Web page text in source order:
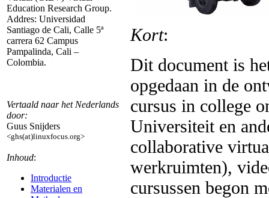
Education Research Group.
Addres: Universidad
Santiago de Cali, Calle 5ª
carrera 62 Campus
Pampalinda, Cali –
Colombia.
Vertaald naar het Nederlands
door:
Guus Snijders
<ghs(at)linuxfocus.org>
Inhoud:
Introductie
Materialen en
Kort:
Dit document is
opgedaan in de
cursus in college
Universiteit en
collaborative
werkruimten),
cursussen begon